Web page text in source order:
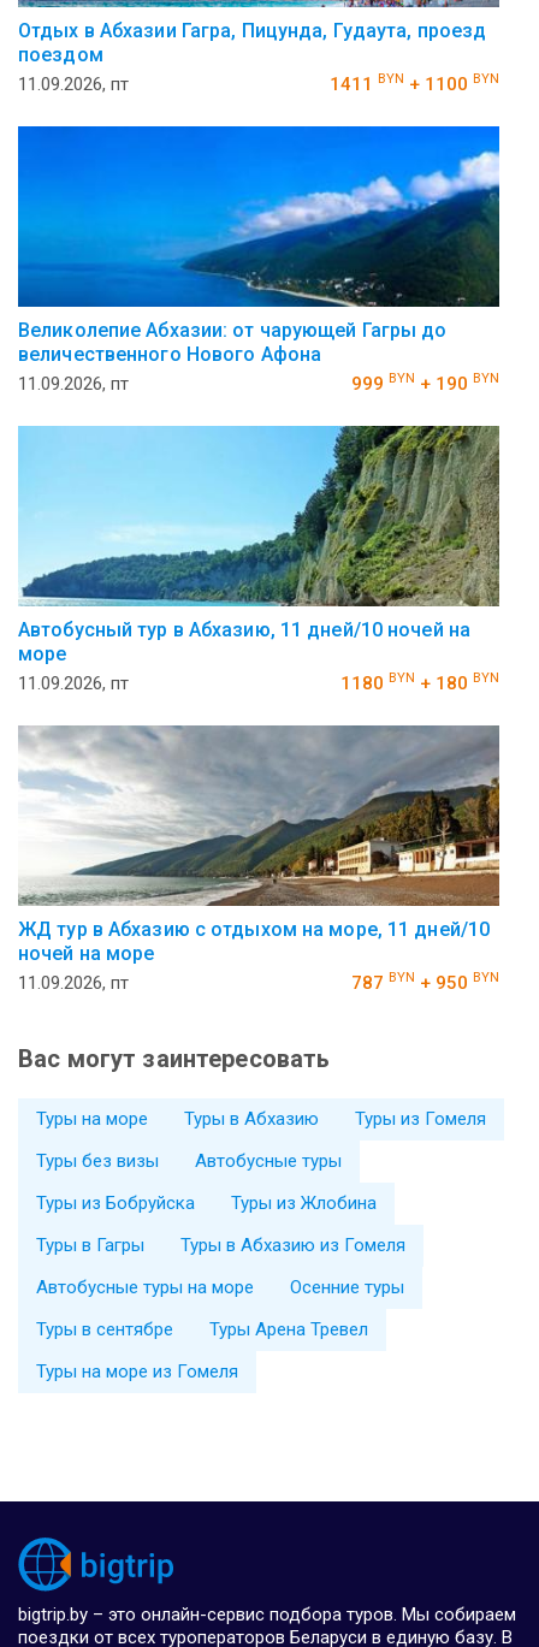
Отдых в Абхазии Гагра, Пицунда, Гудаута, проезд
поездом
11.09.2026, пт 1411 BYN + 1100 BYN
Великолепие Абхазии: от чарующей Гагры до
величественного Нового Афона
11.09.2026, пт 999 BYN + 190 BYN
Автобусный тур в Абхазию, 11 дней/10 ночей на
море
11.09.2026, пт 1180 BYN + 180 BYN
ЖД тур в Абхазию с отдыхом на море, 11 дней/10
ночей на море
11.09.2026, пт 787 BYN + 950 BYN
Вас могут заинтересовать
Туры на море Туры в Абхазию
Туры из Гомеля
Туры без визы
Автобусные туры
Туры из Бобруйска
Туры из Жлобина
Туры в Гагры
Туры в Абхазию из Гомеля
Автобусные туры на море
Осенние туры
Туры в сентябре
Туры Арена Тревел
Туры на море из Гомеля
bigtrip.by – это онлайн-сервис подбора туров. Мы собираем
поездки от всех туроператоров Беларуси в единую базу. В